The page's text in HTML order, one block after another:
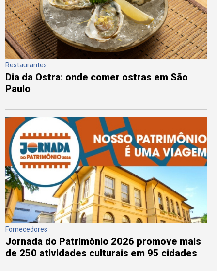
Restaurantes
Dia da Ostra: onde comer ostras em São
Paulo
Fornecedores
Jornada do Patrimônio 2026 promove mais
de 250 atividades culturais em 95 cidades